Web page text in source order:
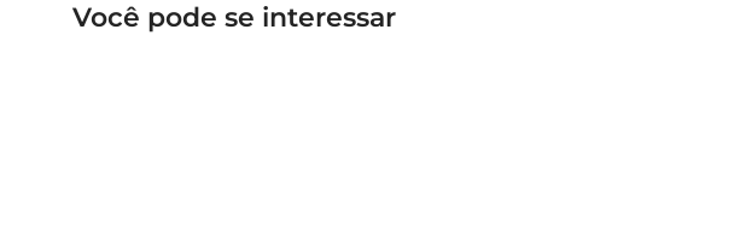
Você pode se interessar